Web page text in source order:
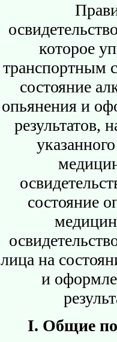
которое
транспортным
состояние
опьянения и
результатов,
состояние
лица на
и
I. Общие